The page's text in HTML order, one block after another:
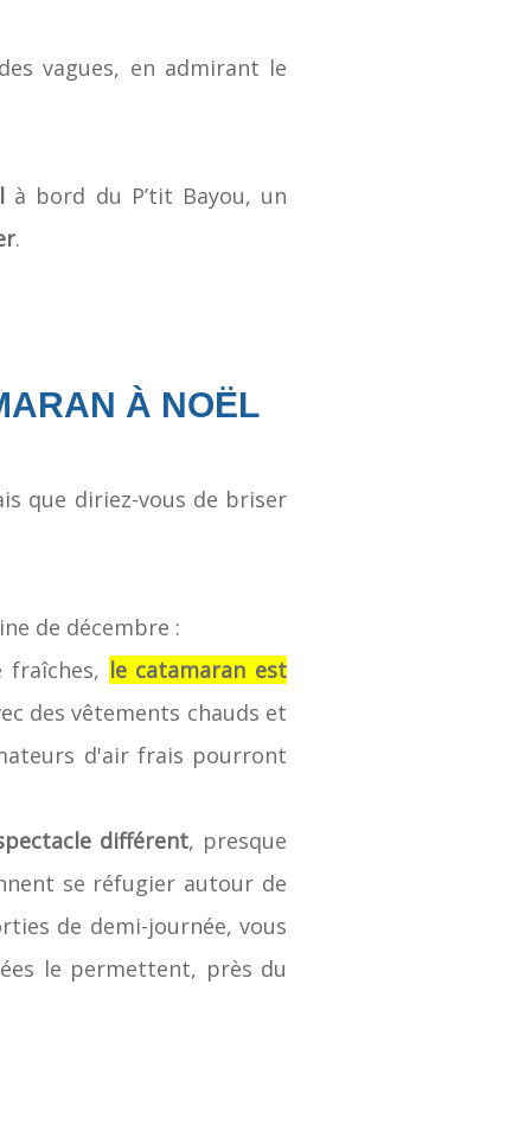
vagues, en admirant le
à bord du P’tit Bayou, un
.
À NOËL
que diriez-vous de briser
de décembre :
le catamaran est
des vêtements chauds et
d'air frais pourront
différent, presque
se réfugier autour de
de demi-journée, vous
le permettent, près du